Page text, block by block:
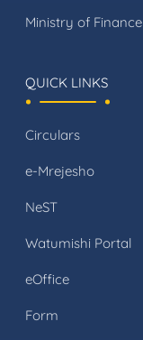
Ministry of Finance
QUICK LINKS
Circulars
e-Mrejesho
NeST
Watumishi Portal
eOffice
Form